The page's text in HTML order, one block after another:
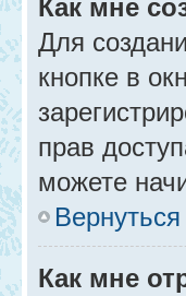
Как мне
Для
кнопке в
прав
можете
Как мне